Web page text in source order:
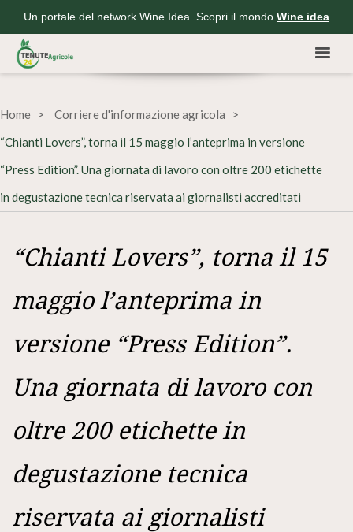
Un portale del network Wine Idea. Scopri il mondo Wine idea
Home
Corriere d'informazione agricola
“Chianti Lovers”, torna il 15 maggio l’anteprima in versione
“Press Edition”. Una giornata di lavoro con oltre 200 etichette
in degustazione tecnica riservata ai giornalisti accreditati
“Chianti Lovers”, torna il 15
maggio l’anteprima in
versione “Press Edition”.
Una giornata di lavoro con
oltre 200 etichette in
degustazione tecnica
riservata ai giornalisti